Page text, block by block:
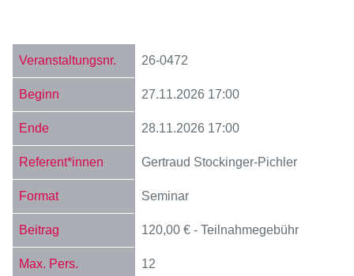
26-0472
27.11.2026 17:00
28.11.2026 17:00
Gertraud Stockinger-Pichler
Seminar
120,00 € - Teilnahmegebühr
12